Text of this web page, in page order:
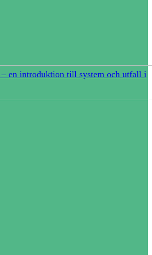
en introduktion till system och utfall i